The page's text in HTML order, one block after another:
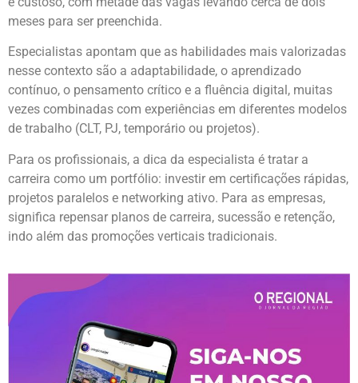
meses para ser preenchida.
Especialistas apontam que as habilidades mais valorizadas
nesse contexto são a adaptabilidade, o aprendizado
contínuo, o pensamento crítico e a fluência digital, muitas
vezes combinadas com experiências em diferentes modelos
de trabalho (CLT, PJ, temporário ou projetos).
Para os profissionais, a dica da especialista é tratar a
carreira como um portfólio: investir em certificações rápidas,
projetos paralelos e networking ativo. Para as empresas,
significa repensar planos de carreira, sucessão e retenção,
indo além das promoções verticais tradicionais.